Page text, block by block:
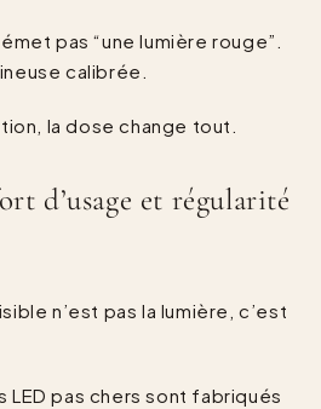
pas “une lumière rouge”.
calibrée.
la dose change tout.
d’usage et régularité
n’est pas la lumière, c’est
LED pas chers sont fabriqués